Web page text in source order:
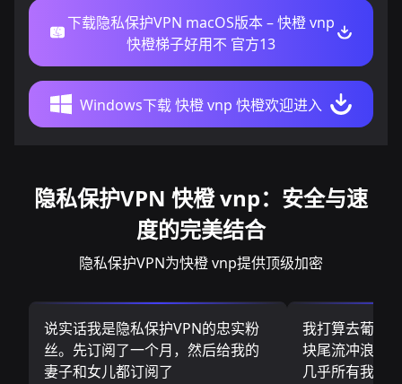
下载隐私保护VPN macOS版本 – 快橙 vnp
快橙梯子好用不 官方13
Windows下载 快橙 vnp 快橙欢迎进入
隐私保护VPN 快橙 vnp：安全与速
度的完美结合
隐私保护VPN为快橙 vnp提供顶级加密
说实话我是隐私保护VPN的忠实粉
丝。先订阅了一个月，然后给我的
妻子和女儿都订阅了
我打算去葡萄
块尾流冲浪板
几乎所有我需